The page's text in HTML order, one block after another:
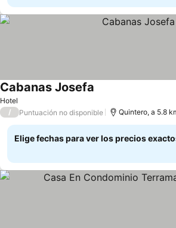
Hotel
Cabanas Josefa
/ Puntuación no disponible Quintero, a 5.8
Elige fechas para ver los precios